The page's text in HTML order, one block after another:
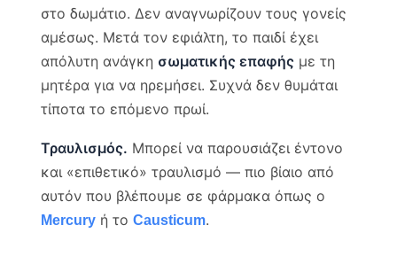
στο δωμάτιο. Δεν αναγνωρίζουν τους γονείς
αμέσως. Μετά τον εφιάλτη, το παιδί έχει
απόλυτη ανάγκη σωματικής επαφής με τη
μητέρα για να ηρεμήσει. Συχνά δεν θυμάται
τίποτα το επόμενο πρωί.
Τραυλισμός. Μπορεί να παρουσιάζει έντονο
και «επιθετικό» τραυλισμό — πιο βίαιο από
αυτόν που βλέπουμε σε φάρμακα όπως ο
Mercury ή τοCausticum.